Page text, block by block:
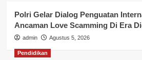
Polri Gelar Dialog Penguatan
Ancaman Love Scamming Di Era
admin Agustus 5, 2026
Pendidikan